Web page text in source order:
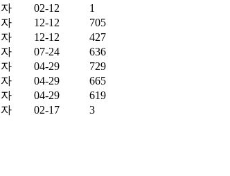
02-12
1
12-12
705
12-12
427
07-24
636
04-29
729
04-29
665
04-29
619
02-17 3